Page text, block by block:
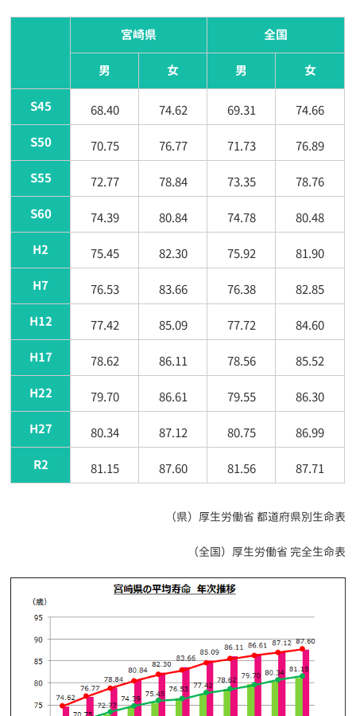
宮崎県 全国
男 女 男 女
S45 68.40 74.62 69.31
74.66
S50
70.75 76.77 71.73
76.89
S55
72.77 78.84 73.35
78.76
S60
74.39 80.84 74.78
80.48
H2
75.45 82.30 75.92
81.90
H7
76.53 83.66 76.38
82.85
H12
77.42 85.09 77.72
84.60
H17
78.62 86.11 78.56
85.52
H22
79.70 86.61 79.55
86.30
H27
80.34 87.12 80.75
86.99
R2
81.15 87.60 81.56 87.71
（県）厚生労働省 都道府県別生命表
（全国）厚生労働省 完全生命表